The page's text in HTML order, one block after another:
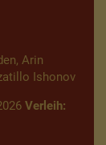
Arin
Ishonov
Verleih: